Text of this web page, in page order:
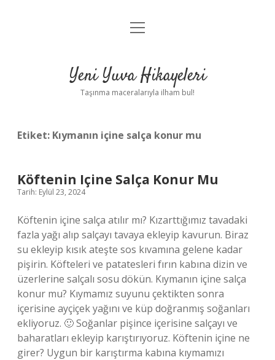
Anasayfa
Yasal Uyarı
menüyü
Yeni Yuva Hikayeleri
Taşınma maceralarıyla ilham bul!
Etiket: Kıymanın içine salça konur mu
Köftenin Içine Salça Konur Mu
Tarih: Eylül 23, 2024
Köftenin içine salça atılır mı? Kızarttığımız tavadaki
fazla yağı alıp salçayı tavaya ekleyip kavurun. Biraz
su ekleyip kısık ateşte sos kıvamına gelene kadar
pişirin. Köfteleri ve patatesleri fırın kabına dizin ve
üzerlerine salçalı sosu dökün. Kıymanın içine salça
konur mu? Kıymamız suyunu çektikten sonra
içerisine ayçiçek yağını ve küp doğranmış soğanları
ekliyoruz. 🙂 Soğanlar pişince içerisine salçayı ve
baharatları ekleyip karıştırıyoruz. Köftenin içine ne
girer? Uygun bir karıştırma kabına kıymamızı